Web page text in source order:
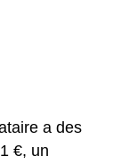
a des
€, un